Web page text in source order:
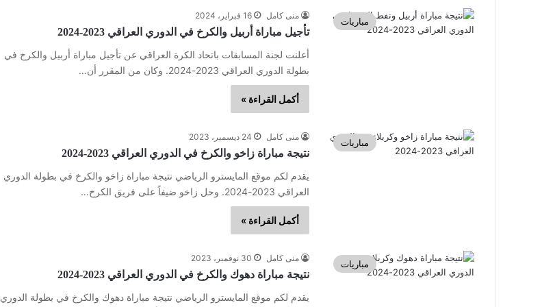
مباريات
منى كامل 16 فبراير، 2024
تأجيل مباراة أربيل والكرخ في الدوري العراقي 2023-2024
أعلنت لجنة المسابقات باتحاد الكرة العراقي عن تأجيل مباراة أربيل والكرخ في
بطولة الدوري العراقي 2023-2024. وكان من المقرر أن…
أكمل القراءة »
مباريات
منى كامل 24 ديسمبر، 2023
نتيجة مباراة زاخو والكرخ في الدوري العراقي 2023-2024
يقدم لكم موقع المايسترو الرياضي نتيجة مباراة زاخو والكرخ في بطولة الدوري
العراقي 2023-2024. وحل زاخو ضيفاً على فريق الكرخ…
أكمل القراءة »
مباريات
منى كامل 30 نوفمبر، 2023
نتيجة مباراة دهوك والكرخ في الدوري العراقي 2023-2024
يقدم لكم موقع المايسترو الرياضي نتيجة مباراة دهوك والكرخ في بطولة الدوري